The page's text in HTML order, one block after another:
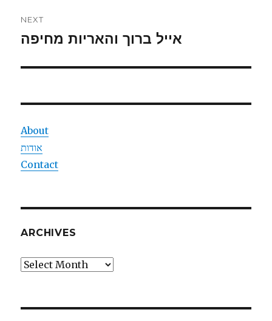
NEXT
Next
אייל ברוך והאריות מחיפה
About
אודות
Contact
ARCHIVES
Archives